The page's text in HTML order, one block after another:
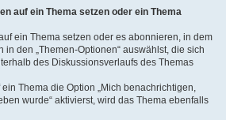
auf ein Thema setzen oder ein Thema
ein Thema setzen oder es abonnieren, in dem
den „Themen-Optionen“ auswählst, die sich
des Diskussionsverlaufs des Themas
Thema die Option „Mich benachrichtigen,
wurde“ aktivierst, wird das Thema ebenfalls